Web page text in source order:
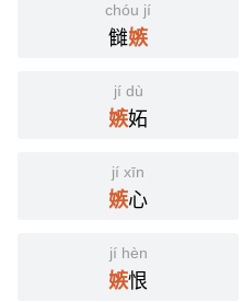
chóu jí
雠嫉
jí dù
嫉妬
jí xīn
嫉心
jí hèn
嫉恨